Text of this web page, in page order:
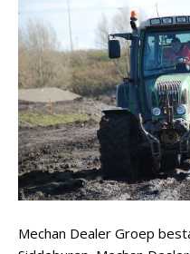
Mechan Dealer Groep